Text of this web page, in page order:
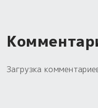
Загрузка